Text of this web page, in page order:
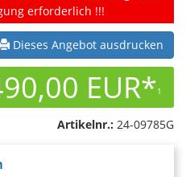
erforderlich !!!
Dieses Angebot ausdrucken
EUR*1
Artikelnr.: 24-09785G